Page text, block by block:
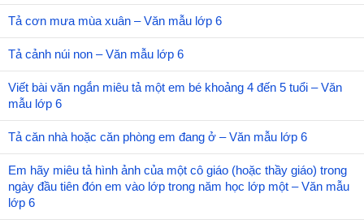
Tả cơn mưa mùa xuân – Văn mẫu lớp 6
Tả cảnh núi non – Văn mẫu lớp 6
Viết bài văn ngắn miêu tả một em bé khoảng 4 đến 5 tuổi – Văn
mẫu lớp 6
Tả căn nhà hoặc căn phòng em đang ở – Văn mẫu lớp 6
Em hãy miêu tả hình ảnh của một cô giáo (hoặc thầy giáo) trong
ngày đầu tiên đón em vào lớp trong năm học lớp một – Văn mẫu
lớp 6